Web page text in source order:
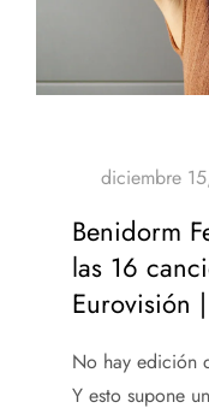
Benidorm
las 16
Eurovisión
No hay edición
Y esto supone